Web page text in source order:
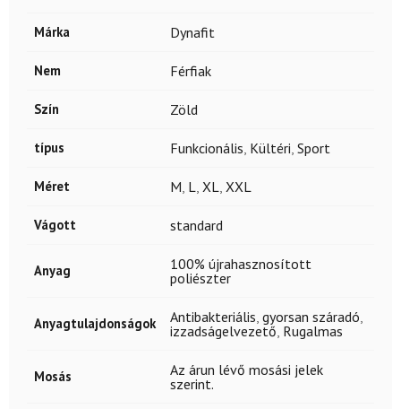
Márka Dynafit
Nem Férfiak
Szín Zöld
típus Funkcionális, Kültéri, Sport
Méret M, L, XL, XXL
Vágott standard
Anyag
100% újrahasznosított
poliészter
Anyagtulajdonságok Antibakteriális, gyorsan száradó,
izzadságelvezető, Rugalmas
Mosás
Az árun lévő mosási jelek
szerint.